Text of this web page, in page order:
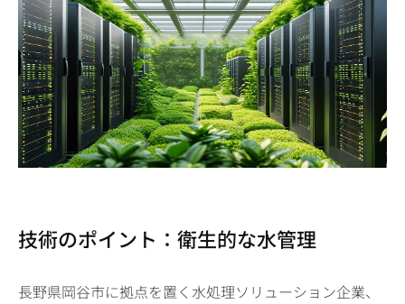
技術のポイント：衛生的な水管理
長野県岡谷市に拠点を置く水処理ソリューション企業、